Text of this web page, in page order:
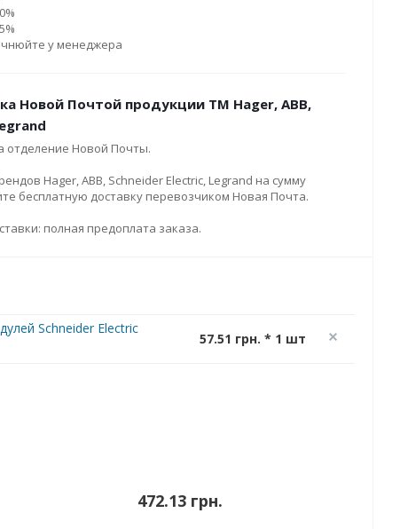
у менеджера
Новой Почтой продукции ТМ Hager, ABB,
отделение Новой Почты.
Hager, ABB, Schneider Electric, Legrand на сумму
бесплатную доставку перевозчиком Новая Почта.
полная предоплата заказа.
Schneider Electric
57.51 грн. * 1 шт
472.13 грн.